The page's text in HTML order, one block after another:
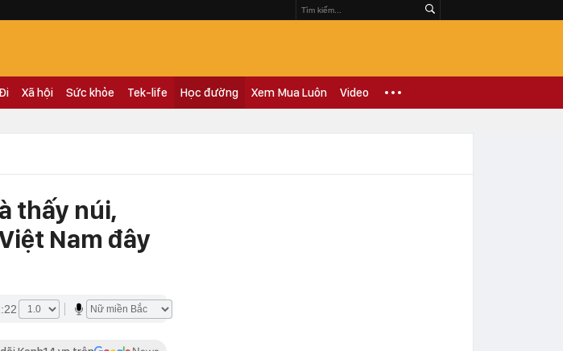
Xã hội Sức khỏe Tek-life Học đường Xem Mua Luôn Video
thấy núi,
Nam đây